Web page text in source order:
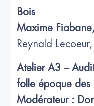
Bois
Maxime
Reynald
Atelier A3 –
folle époque des
Modérateur :